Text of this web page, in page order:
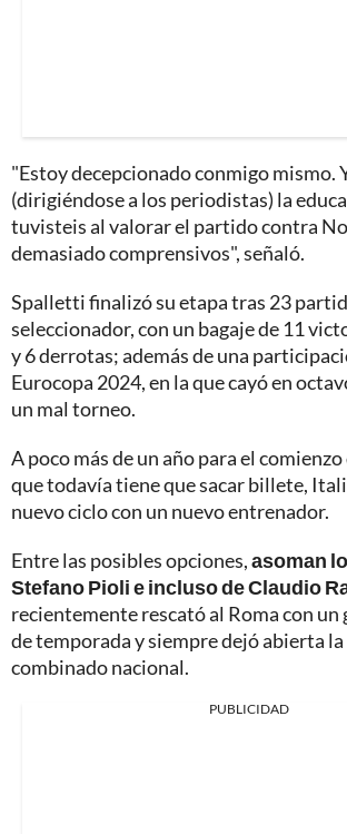
"Estoy decepcionado conmigo mismo.
(dirigiéndose a los periodistas) la
tuvisteis al valorar el partido contra
demasiado comprensivos", señaló.
Spalletti finalizó su etapa tras 23
seleccionador, con un bagaje de 11
y 6 derrotas; además de una
Eurocopa 2024, en la que cayó en
un mal torneo.
A poco más de un año para el
que todavía tiene que sacar billete,
nuevo ciclo con un nuevo entrenador.
Entre las posibles opciones,asoman
Stefano Pioli e incluso de Claudio
recientemente rescató al Roma con un
de temporada y siempre dejó abierta
combinado nacional.
PUBLICIDAD